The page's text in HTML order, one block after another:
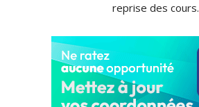
reprise des cours.